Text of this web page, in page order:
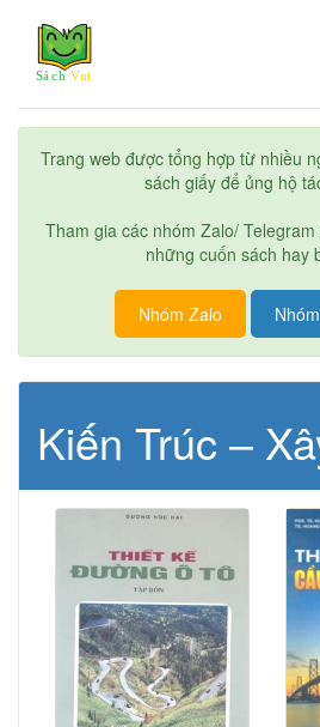
Trang web được tổng hợp từ nhiều
sách giấy để ủng hộ
Tham gia các nhóm Zalo/
những cuốn sách hay
Nhóm Zalo
Kiến Trúc –